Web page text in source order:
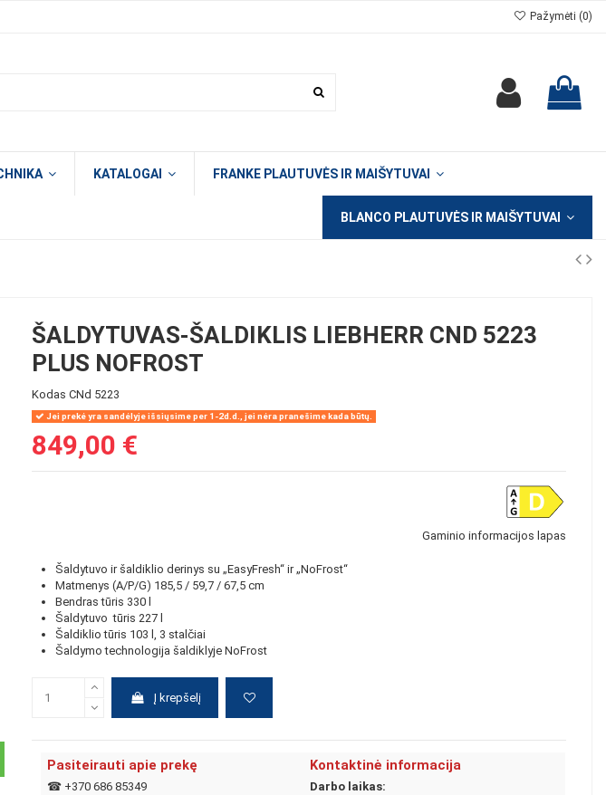
Pažymėti (0)
KATALOGAI FRANKE PLAUTUVĖS IR MAIŠYTUVAI
BLANCO PLAUTUVĖS IR MAIŠYTUVAI
ŠALDYTUVAS-ŠALDIKLIS LIEBHERR CND 5223
PLUS NOFROST
Kodas CNd 5223
Jei prekė yra sandėlyje išsiųsime per 1-2d.d., jei nėra pranešime kada būtų.
849,00 €
Gaminio informacijos lapas
Šaldytuvo ir šaldiklio derinys su „EasyFresh“ ir „NoFrost“
Matmenys (A/P/G) 185,5 / 59,7 / 67,5 cm
Bendras tūris 330 l
Šaldytuvo tūris 227 l
Šaldiklio tūris 103 l, 3 stalčiai
Šaldymo technologija šaldiklyje NoFrost
Į krepšelį
Pasiteirauti apie prekę
☎ +370 686 85349
Kontaktinė informacija
Darbo laikas: